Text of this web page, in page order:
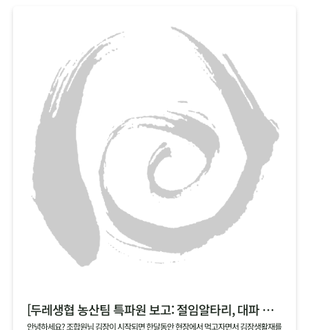
[두레생협 농산팀 특파원 보고: 절임알타리, 대파 현장]
안녕하세요? 조합원님 김장이 시작되면 한달동안 현장에서 먹고자면서 김장생활재를